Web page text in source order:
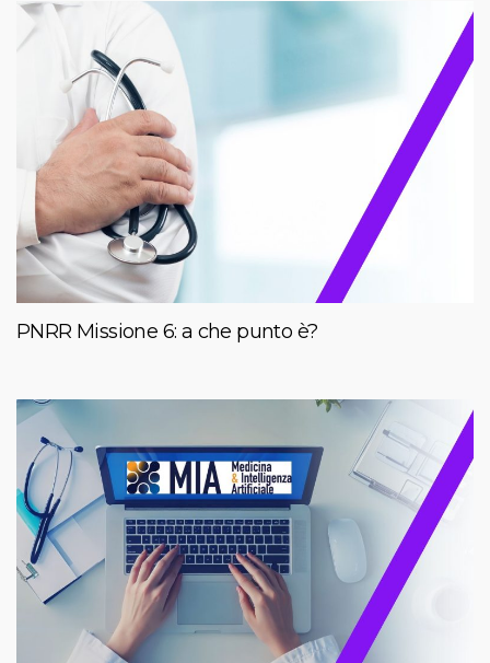
PNRR Missione 6: a che punto è?